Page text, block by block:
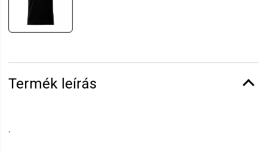
Termék leírás
.